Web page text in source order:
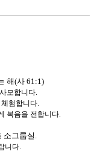
해(사61:1)
모합니다.
험합니다.
복음을 전합니다.
소그룹실 .
니다.